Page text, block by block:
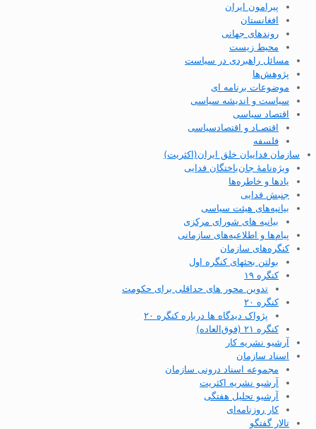
پیرامون ایران
افغانستان
روندهای جهانی
محیط زیست
مسائل راهبردی در سیاست
پژوهش‌ها
موضوعات برنامه ای
سیاست و اندیشه سیاسی
اقتصاد سیاسی
اقتصـاد و اقتصاد‌سیاسی
فلسفه
سازمان فداییان خلق ایران(اکثریت)
ویژه‌نامهٔ جان‌باختگان فدایی
یادها و خاطره‌ها
جنبش فدایی
بیانیه‌های هیئت سیاسی
بیانیه های شورای مرکزی
پیام‌ها و اطلاعیه‌های سازمانی
کنگره‌های سازمان
بولتن بحثهای کنگره اول
کنگره ۱۹
تدوین محور های حداقلی برای حکومت
کنگره ۲۰
پژواک دیدگاه ها درباره کنگره ۲۰
کنگره ۲۱ (فوق‌العاده)
آرشیو نشریه کار
اسناد سازمان
مجموعه اسناد درونی سازمان
آرشیو نشریه اکثریت
آرشیو تحلیل هفتگی
کار روزنامه‌ای
تالار گفتگو